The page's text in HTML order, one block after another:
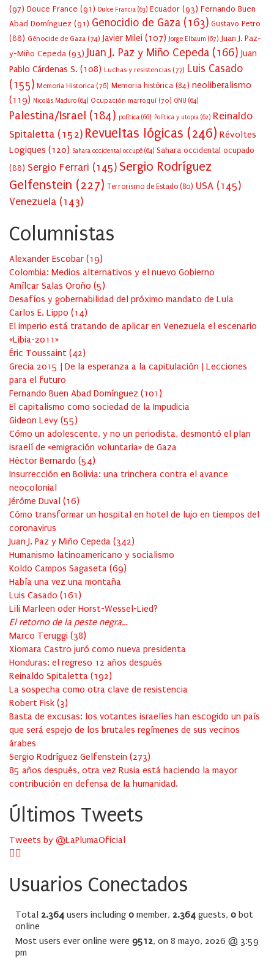
(97) Douce France (91) Dulce Francia (63) Ecuador (93) Fernando Buen
Abad Domínguez (91) Genocidio de Gaza (163) Gustavo Petro
(88) Génocide de Gaza (74) Javier Milei (107) Jorge Elbaum (67) Juan J. Paz-
y-Miño Cepeda (93) Juan J. Paz y Miño Cepeda (166) Juan
Pablo Cárdenas S. (108) Luchas y resistencias (77) Luis Casado
(155) Memoria Historica (76) Memoria histórica (84) neoliberalismo
(119) Nicolás Maduro (64) Ocupación marroquí (70) ONU (64)
Palestina/Israel (184) política (66) Política y utopia (62) Reinaldo
Spitaletta (152) Revueltas lógicas (246) Révoltes
Logiques (120) Sahara occidental occupé (64) Sahara occidental ocupado
(88) Sergio Ferrari (145) Sergio Rodríguez
Gelfenstein (227) Terrorismo de Estado (80) USA (145)
Venezuela (143)
Columnistas
Alexander Escobar (19)
Colombia: Medios alternativos y el nuevo Gobierno
Amílcar Salas Oroño (5)
Desafíos y gobernabilidad del próximo mandato de Lula
Carlos E. Lippo (14)
El imperio está tratando de aplicar en Venezuela el escenario
«Libia-2011»
Éric Toussaint (42)
Grecia 2015 | De la esperanza a la capitulación | Lecciones
para el futuro
Fernando Buen Abad Domínguez (101 )
El capitalismo como sociedad de la Impudicia
Gideon Levy (55)
Cómo un adolescente, y no un periodista, desmontó el plan
israelí de «emigración voluntaria» de Gaza
Héctor Bernardo (54)
Insurrección en Bolivia: una trinchera contra el avance
neocolonial
Jérôme Duval (16)
Cómo transformar un hospital en hotel de lujo en tiempos del
coronavirus
Juan J. Paz y Miño Cepeda (342)
Humanismo latinoamericano y socialismo
Koldo Campos Sagaseta (69)
Había una vez una montaña
Luis Casado (161 )
Lili Marleen oder Horst-Wessel-Lied?
El retorno de la peste negra…
Marco Teruggi (38)
Xiomara Castro juró como nueva presidenta
Honduras: el regreso 12 años después
Reinaldo Spitaletta (192)
La sospecha como otra clave de resistencia
Robert Fisk (3)
Basta de excusas: los votantes israelíes han escogido un país
que será espejo de los brutales regímenes de sus vecinos
árabes
Sergio Rodríguez Gelfenstein (273)
85 años después, otra vez Rusia está haciendo la mayor
contribución en defensa de la humanidad.
Últimos Tweets
Tweets by @LaPlumaOficial
Usuarios Conectados
Total 2.364 users including 0 member, 2.364 guests, 0 bot
online
Most users ever online were 9512, on 8 mayo, 2026 @ 3:59
pm